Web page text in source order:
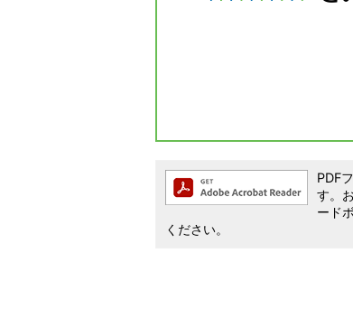
PDF
す。
ード
ください。